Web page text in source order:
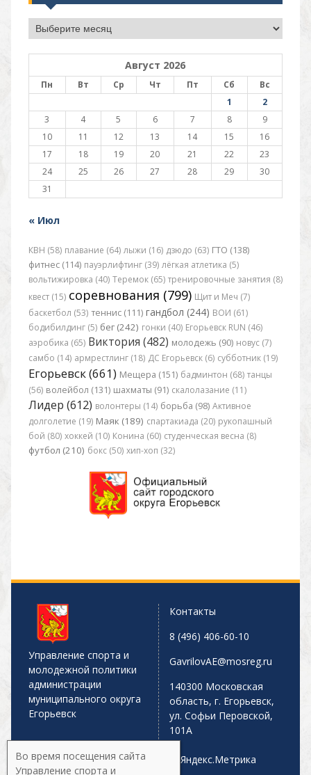
Архив
Август 2026
Пн Вт Ср Чт Пт Сб
Вс
1
2
3
4 5 6 7 8
9
10
11 12 13 14 15
16
17
18 19 20 21 22
23
24
25 26 27 28 29
30
31
« Июл
КВН (58) плавание (64) лыжи (16) дзюдо (63) ГТО (138)
фитнес (114) пауэрлифтинг (39) лёгкая атлетика (5)
вольтижировка (40) Теремок (65) тренировочные занятия (8)
квест (15) соревнования (799) Щит и Меч (7)
баскетбол (53) теннис (111) гандбол (244) ВОИ (61)
бодибилдинг (5) бег (242) гонки (40) Егорьевск RUN (46)
аэробика (65) Виктория (482) молодежь (90) новус (7)
самбо (14) армрестлинг (18) ДС Егорьевск (6) субботник (19)
Егорьевск (661) Мещера (151) бадминтон (68) танцы
(56) волейбол (131) шахматы (91) скалолазание (11)
Лидер (612) волонтеры (14) борьба (98) Активное
долголетие (19) Маяк (189) спартакиада (20) рукопашный
бой (80) хоккей (10) Конина (60) студенческая весна (8)
футбол (210) бокс (50) хип-хоп (32)
Управление спорта и
молодежной политики
администрации
муниципального округа
Егорьевск
Контакты
8 (496) 406-60-10
GavrilovAE@mosreg.ru
140300 Московская
область, г. Егорьевск,
ул. Софьи Перовской,
101А
Во время посещения сайта
Управление спорта и